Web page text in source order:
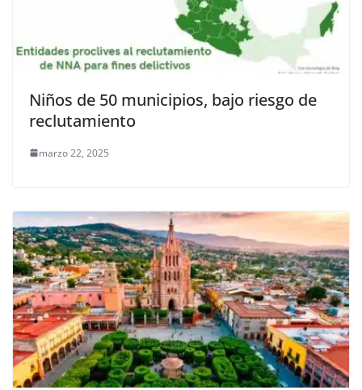
Niños de 50 municipios, bajo riesgo de
reclutamiento
marzo 22, 2025